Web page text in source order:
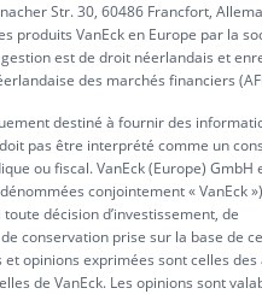
Str. 30, 60486 Francfort,
produits VanEck en Europe par la
est de droit néerlandais et
des marchés financiers
destiné à fournir des
pas être interprété comme un
ou fiscal. VanEck (Europe) GmbH
conjointement « VanEck
décision d’investissement, de
conservation prise sur la base de
et opinions exprimées sont celles
de VanEck. Les opinions sont